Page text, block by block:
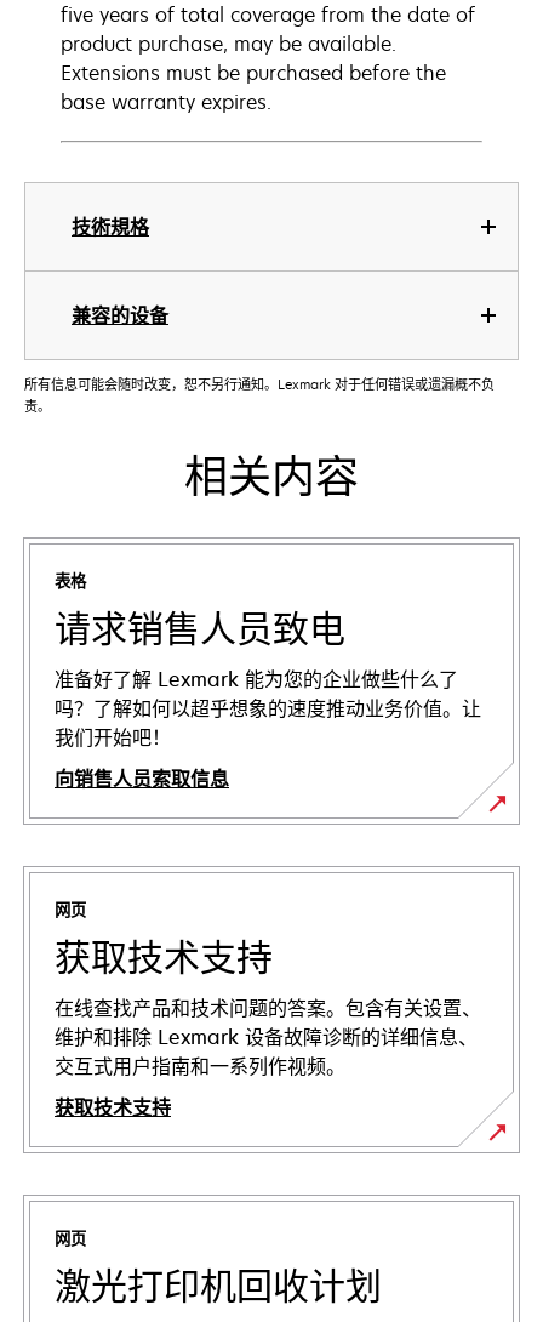
技術規格
兼容的设备
five years of total coverage from the date of
product purchase, may be available.
Extensions must be purchased before the
base warranty expires.
所有信息可能会随时改变，恕不另行通知。Lexmark 对于任何错误或遗漏概不负
责。
相关内容
表格
请求销售人员致电
准备好了解 Lexmark 能为您的企业做些什么了
吗？了解如何以超乎想象的速度推动业务价值。让
我们开始吧！
向销售人员索取信息
网页
获取技术支持
在线查找产品和技术问题的答案。包含有关设置、
维护和排除 Lexmark 设备故障诊断的详细信息、
交互式用户指南和一系列作视频。
获取技术支持
在
新
网页
激光打印机回收计划